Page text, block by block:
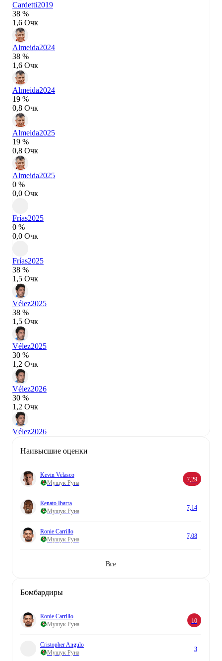
Cardetti2019
38 %
1,6 Очк
Almeida2024
38 %
1,6 Очк
Almeida2024
19 %
0,8 Очк
Almeida2025
19 %
0,8 Очк
Almeida2025
0 %
0,0 Очк
Frías2025
0 %
0,0 Очк
Frías2025
38 %
1,5 Очк
Vélez2025
38 %
1,5 Очк
Vélez2025
30 %
1,2 Очк
Vélez2026
30 %
1,2 Очк
Vélez2026
Наивысшие оценки
Kevin Velasco
Мушук Руна
7,29
Renato Ibarra
Мушук Руна
7,14
Ronie Carrillo
Мушук Руна
7,08
Все
Бомбардиры
Ronie Carrillo
Мушук Руна
10
Cristopher Angulo
Мушук Руна
3